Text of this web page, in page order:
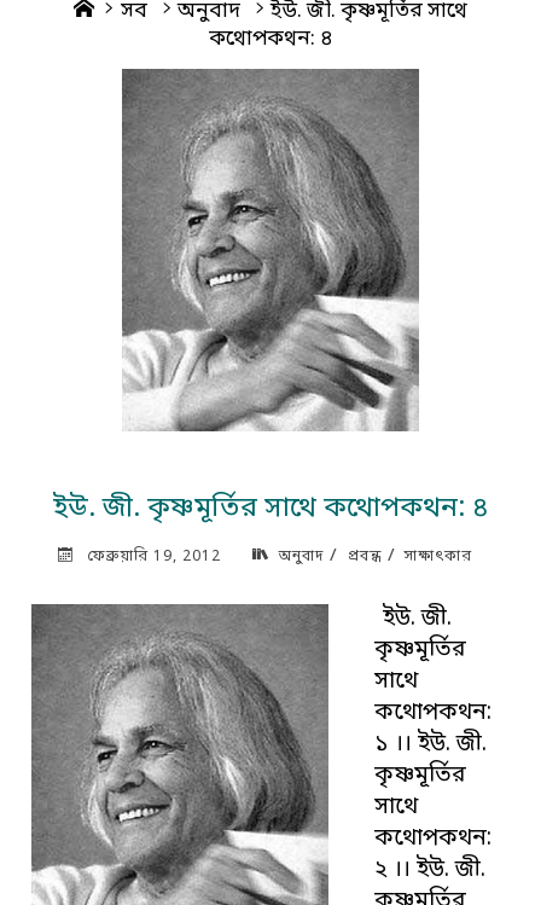
Home
সব অনুবাদ
ইউ. জী. কৃষ্ণমূর্তির সাথে
কথোপকথন: ৪
ইউ. জী. কৃষ্ণমূর্তির সাথে কথোপকথন: ৪
ফেব্রুয়ারি 19, 2012 অনুবাদ / প্রবন্ধ/ সাক্ষাৎকার
ইউ. জী.
কৃষ্ণমূর্তির
সাথে
কথোপকথন:
১ ।।ইউ. জী.
কৃষ্ণমূর্তির
সাথে
কথোপকথন:
২ ।।ইউ. জী.